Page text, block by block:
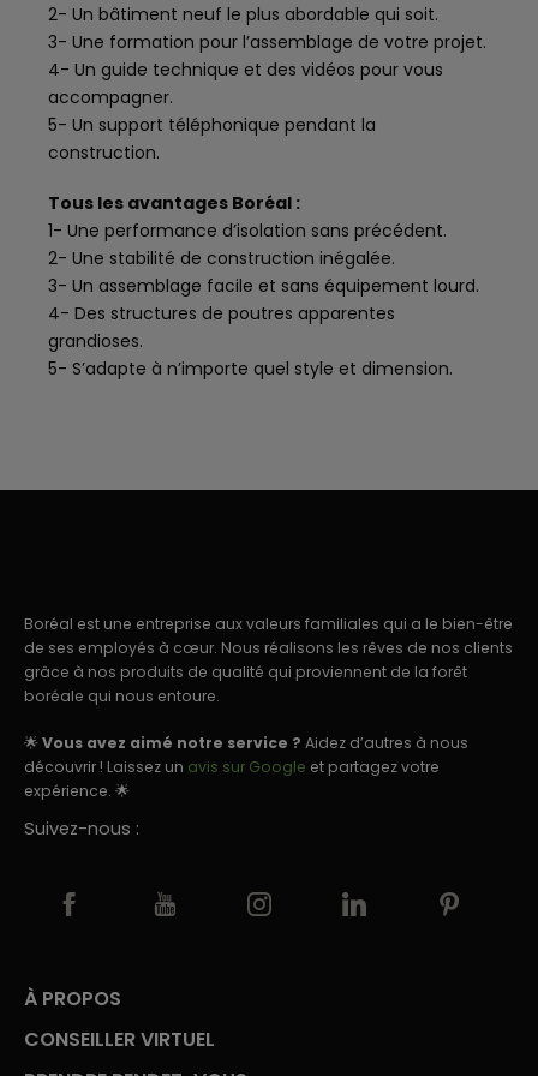
2- Un bâtiment neuf le plus abordable qui soit.
3- Une formation pour l’assemblage de votre projet.
4- Un guide technique et des vidéos pour vous
accompagner.
5- Un support téléphonique pendant la
construction.
Tous les avantages Boréal :
1- Une performance d’isolation sans précédent.
2- Une stabilité de construction inégalée.
3- Un assemblage facile et sans équipement lourd.
4- Des structures de poutres apparentes
grandioses.
5- S’adapte à n’importe quel style et dimension.
Boréal est une entreprise aux valeurs familiales qui a le bien-être
de ses employés à cœur. Nous réalisons les rêves de nos clients
grâce à nos produits de qualité qui proviennent de la forêt
boréale qui nous entoure.
🌟Vous avez aimé notre service ? Aidez d’autres à nous
découvrir ! Laissez un avis sur Google et partagez votre
expérience. 🌟
Suivez-nous :
À PROPOS
CONSEILLER VIRTUEL